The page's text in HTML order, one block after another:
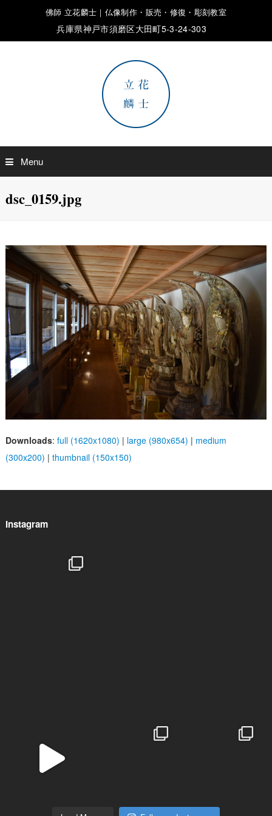
佛師 立花麟士｜仏像制作・販売・修復・彫刻教室
兵庫県神戸市須磨区大田町5-3-24-303
Menu
dsc_0159.jpg
Downloads: full (1620x1080) | large (980x654) | medium
(300x200) | thumbnail (150x150)
Instagram